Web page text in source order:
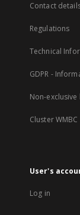
Contact
Regulations
Technical
GDPR -
Non-
Cluster WMBC
User's
Log in